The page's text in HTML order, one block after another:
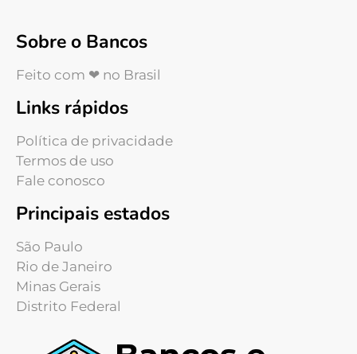
Sobre o Bancos
Feito com ❤ no Brasil
Links rápidos
Política de privacidade
Termos de uso
Fale conosco
Principais estados
São Paulo
Rio de Janeiro
Minas Gerais
Distrito Federal